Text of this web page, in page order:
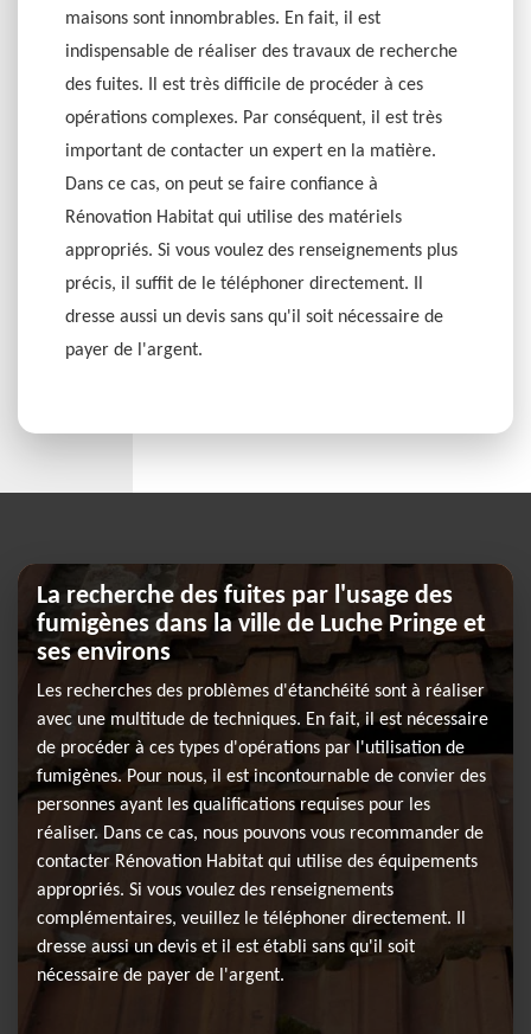
maisons sont innombrables. En fait, il est
indispensable de réaliser des travaux de recherche
des fuites. Il est très difficile de procéder à ces
opérations complexes. Par conséquent, il est très
important de contacter un expert en la matière.
Dans ce cas, on peut se faire confiance à
Rénovation Habitat qui utilise des matériels
appropriés. Si vous voulez des renseignements plus
précis, il suffit de le téléphoner directement. Il
dresse aussi un devis sans qu'il soit nécessaire de
payer de l'argent.
La recherche des fuites par l'usage des
fumigènes dans la ville de Luche Pringe et
ses environs
Les recherches des problèmes d'étanchéité sont à réaliser
avec une multitude de techniques. En fait, il est nécessaire
de procéder à ces types d'opérations par l'utilisation de
fumigènes. Pour nous, il est incontournable de convier des
personnes ayant les qualifications requises pour les
réaliser. Dans ce cas, nous pouvons vous recommander de
contacter Rénovation Habitat qui utilise des équipements
appropriés. Si vous voulez des renseignements
complémentaires, veuillez le téléphoner directement. Il
dresse aussi un devis et il est établi sans qu'il soit
nécessaire de payer de l'argent.